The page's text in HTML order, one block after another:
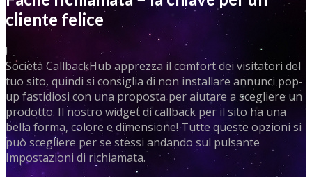
cliente felice
!
Società CallbackHub apprezza il comfort dei visitatori del
tuo sito, quindi si consiglia di non installare annunci pop-
up fastidiosi con una proposta per aiutare a scegliere un
prodotto. Il nostro widget di callback per il sito ha una
bella forma, colore e dimensione! Tutte queste opzioni si
può scegliere per se stessi andando sul pulsante
Impostazioni di richiamata.